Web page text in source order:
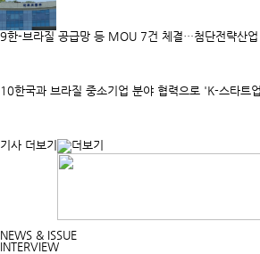
9한-브라질 공급망 등 MOU 7건 체결…첨단전략산업
10한국과 브라질 중소기업 분야 협력으로 'K-스타트
기사 더보기
NEWS & ISSUE
INTERVIEW